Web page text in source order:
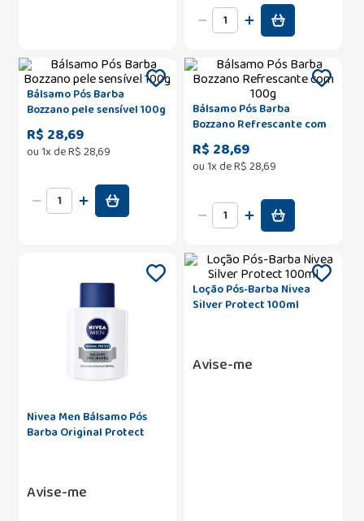
Bálsamo Pós Barba
Bozzano pele sensível 100g
R$ 28,69
ou1x deR$28,69
Bálsamo Pós Barba
Bozzano Refrescante com
100g
R$ 28,69
ou1x deR$28,69
Nivea Men Bálsamo Pós
Barba Original Protect
Avise-me
Loção Pós-Barba Nivea
Silver Protect 100ml
Avise-me